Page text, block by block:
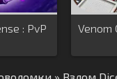
: PvP
Venom